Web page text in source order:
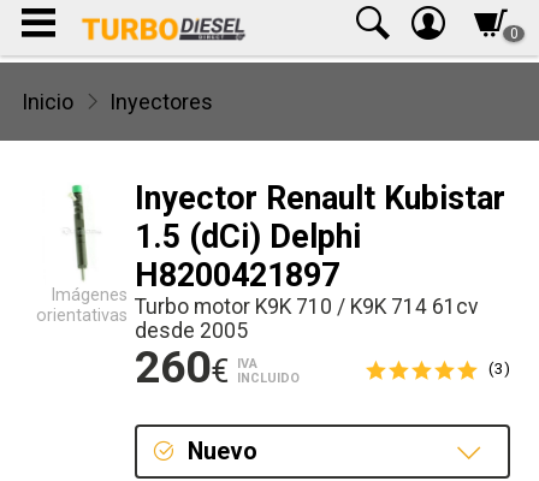
0
Inicio Inyectores
Inyector Renault Kubistar
1.5 (dCi) Delphi
H8200421897
Turbo motor K9K 710 / K9K 714 61cv
desde 2005
260€
IVA
INCLUIDO
(3)
Nuevo
Imágenes
orientativas